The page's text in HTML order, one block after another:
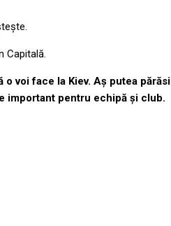
Capitală.
voi face la Kiev. Aş putea părăsi
important pentru echipă şi club.